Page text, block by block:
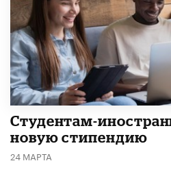
Студентам-
новую стипендию
24 МАРТА